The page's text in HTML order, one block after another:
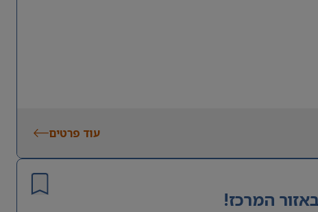
עוד פרטים
המרכז!